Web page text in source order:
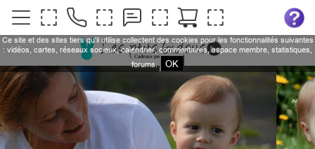
Ce site et des sites tiers qu'il utilise collectent des cookies pour les fonctionnalités suivantes
: vidéos, cartes, réseaux sociaux, calendrier, commentaires, espace membre, statistiques,
forums.
OK